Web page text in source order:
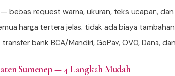
bebas request warna, ukuran, teks ucapan,
harga tertera jelas, tidak ada biaya
bank BCA/Mandiri, GoPay, OVO, Dana,
Sumenep — 4 Langkah Mudah